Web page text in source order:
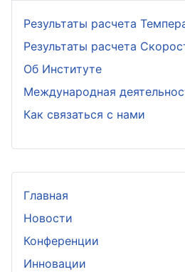
Главная
Новости
Конференции
Инновации
Результаты расчета
Результаты расчета
Об Институте
Международная
Как связаться с нами